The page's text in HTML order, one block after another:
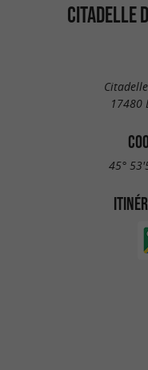
CITADELLE
17480
45°